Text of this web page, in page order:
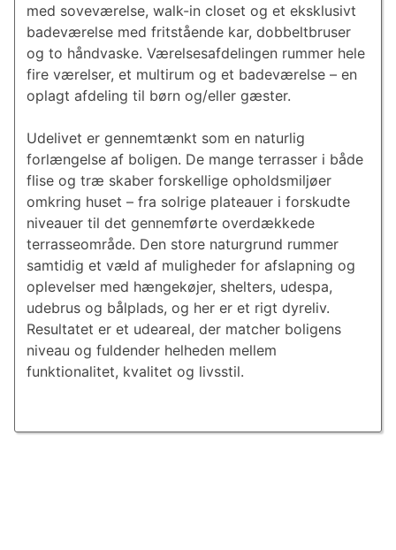
med soveværelse, walk-in closet og et eksklusivt
badeværelse med fritstående kar, dobbeltbruser
og to håndvaske. Værelsesafdelingen rummer hele
fire værelser, et multirum og et badeværelse – en
oplagt afdeling til børn og/eller gæster.
Udelivet er gennemtænkt som en naturlig
forlængelse af boligen. De mange terrasser i både
flise og træ skaber forskellige opholdsmiljøer
omkring huset – fra solrige plateauer i forskudte
niveauer til det gennemførte overdækkede
terrasseområde. Den store naturgrund rummer
samtidig et væld af muligheder for afslapning og
oplevelser med hængekøjer, shelters, udespa,
udebrus og bålplads, og her er et rigt dyreliv.
Resultatet er et udeareal, der matcher boligens
niveau og fuldender helheden mellem
funktionalitet, kvalitet og livsstil.